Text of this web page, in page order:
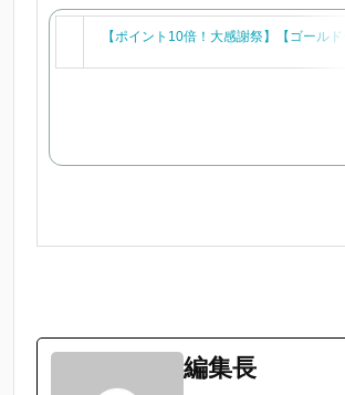
【ポイント10倍！大感謝祭】【
編集長